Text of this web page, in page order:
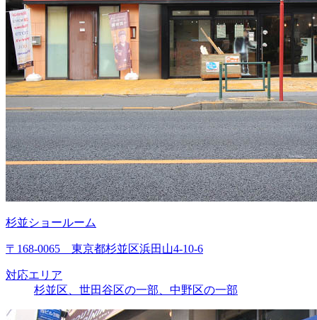
杉並ショールーム
〒168-0065 東京都杉並区浜田山4-10-6
対応エリア
杉並区、世田谷区の一部、中野区の一部